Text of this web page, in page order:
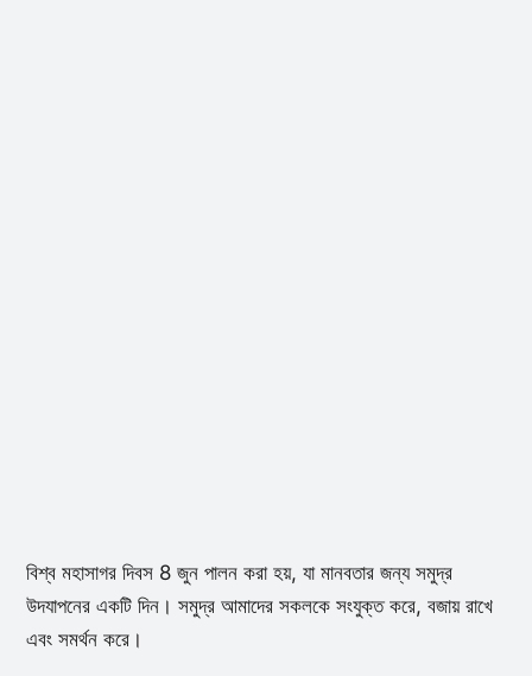
বিশ্ব মহাসাগর দিবস 8 জুন পালন করা হয়, যা মানবতার জন্য সমুদ্র
উদযাপনের একটি দিন। সমুদ্র আমাদের সকলকে সংযুক্ত করে, বজায় রাখে
এবং সমর্থন করে।